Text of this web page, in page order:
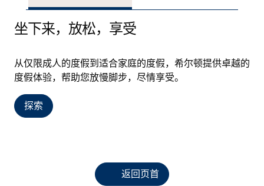
坐下来，放松，享受
从仅限成人的度假到适合家庭的度假，希尔顿提供卓越的
度假体验，帮助您放慢脚步，尽情享受。
探索
返回页首